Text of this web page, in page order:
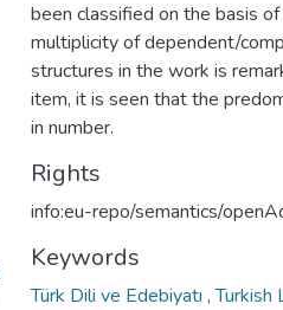
been classified on the basis
multiplicity of dependent/
structures in the work is
item, it is seen that the
in number.
Rights
info:eu-repo/semantics/
Keywords
Türk Dili ve Edebiyatı ,Turkish